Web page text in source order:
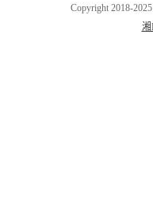
Copyright 2018-
湘